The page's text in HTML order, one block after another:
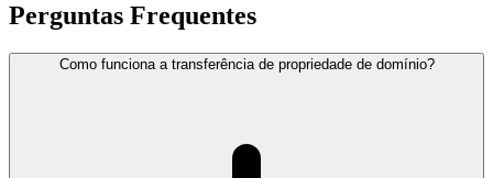
Perguntas Frequentes
Como funciona a transferência de propriedade de domínio?